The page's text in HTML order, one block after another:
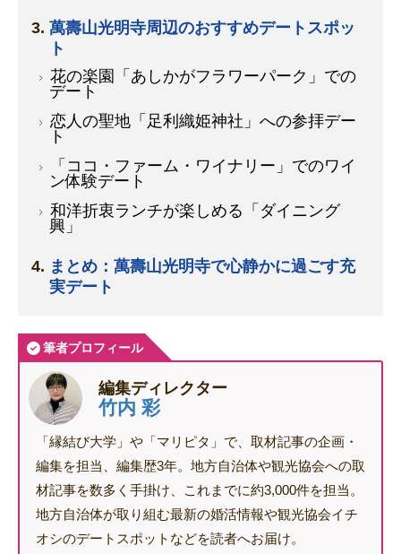
萬壽山光明寺周辺のおすすめデートスポッ
ト
花の楽園「あしかがフラワーパーク」での
デート
恋人の聖地「足利織姫神社」への参拝デー
ト
「ココ・ファーム・ワイナリー」でのワイ
ン体験デート
和洋折衷ランチが楽しめる「ダイニング
興」
まとめ：萬壽山光明寺で心静かに過ごす充
実デート
筆者プロフィール
編集ディレクター
竹内 彩
「縁結び大学」や「マリピタ」で、取材記事の企画・
編集を担当、編集歴3年。地方自治体や観光協会への取
材記事を数多く手掛け、これまでに約3,000件を担当。
地方自治体が取り組む最新の婚活情報や観光協会イチ
オシのデートスポットなどを読者へお届け。